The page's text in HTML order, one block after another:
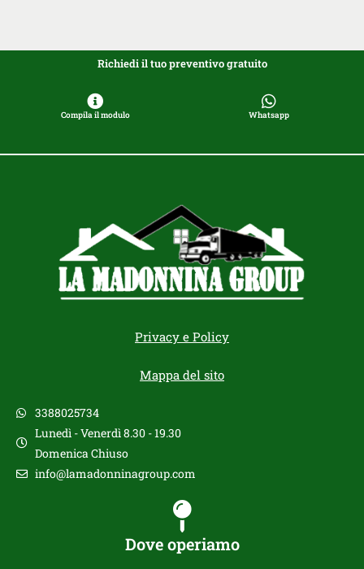
Richiedi il tuo preventivo gratuito
Compila il modulo Whatsapp
Privacy e Policy
Mappa del sito
3388025734
Lunedì - Venerdì 8.30 - 19.30
Domenica Chiuso
info@lamadonninagroup.com
Dove operiamo